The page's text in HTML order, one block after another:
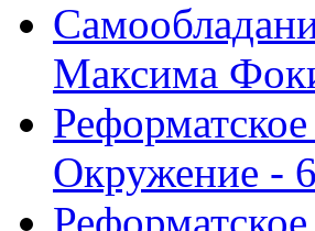
Максима
Окружение -